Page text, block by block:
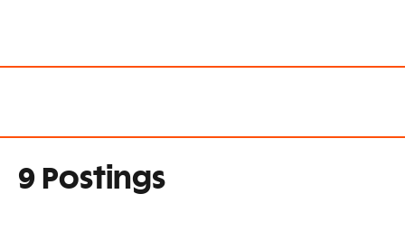
9 Postings